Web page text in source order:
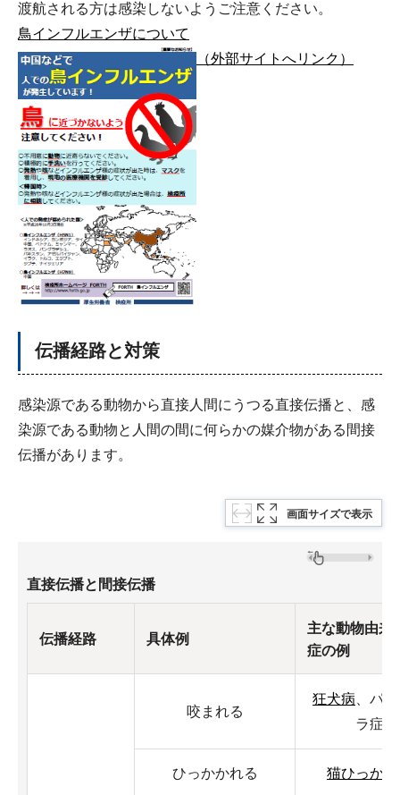
渡航される方は感染しないようご注意ください。
鳥インフルエンザについて
（外部サイトへリンク）
伝播経路と対策
感染源である動物から直接人間にうつる直接伝播と、感
染源である動物と人間の間に何らかの媒介物がある間接
伝播があります。
画面サイズで表示
直接伝播と間接伝播
伝播経路 具体例
主な動物由来
症の例
咬まれる
狂犬病 、パ
ラ症
ひっかかれる 猫ひっか